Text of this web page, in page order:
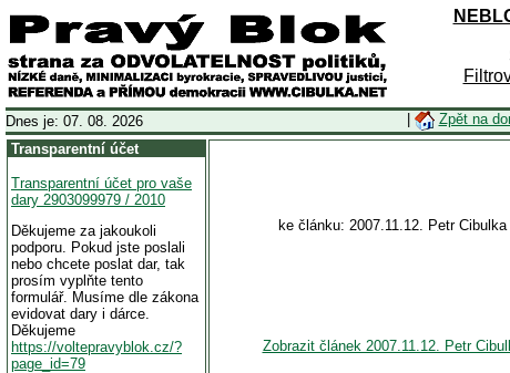
Dnes je: 07. 08. 2026 Zpět na
Transparentní účet
Transparentní účet pro vaše
dary 2903099979 / 2010
Děkujeme za jakoukoli
podporu. Pokud jste poslali
nebo chcete poslat dar, tak
prosím vyplňte tento
formulář. Musíme dle zákona
evidovat dary i dárce.
Děkujeme
https://voltepravyblok.cz/?
page_id=79
ke článku: 2007.11.12. Petr
Zobrazit článek 2007.11.12. Petr